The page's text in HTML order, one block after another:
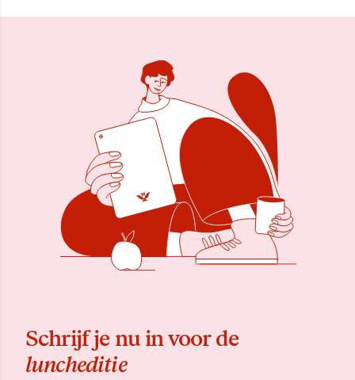
Schrijf je nu in voor de
luncheditie